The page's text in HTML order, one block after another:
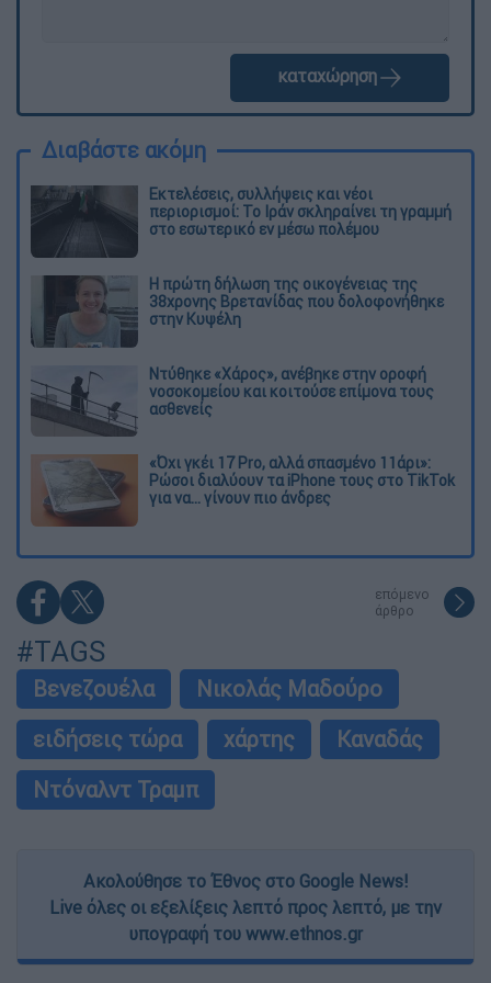
καταχώρηση
Διαβάστε ακόμη
Εκτελέσεις, συλλήψεις και νέοι
περιορισμοί: Το Ιράν σκληραίνει τη γραμμή
στο εσωτερικό εν μέσω πολέμου
Η πρώτη δήλωση της οικογένειας της
38χρονης Βρετανίδας που δολοφονήθηκε
στην Κυψέλη
Ντύθηκε «Χάρος», ανέβηκε στην οροφή
νοσοκομείου και κοιτούσε επίμονα τους
ασθενείς
«Όχι γκέι 17 Pro, αλλά σπασμένο 11άρι»:
Ρώσοι διαλύουν τα iPhone τους στο TikTok
για να... γίνουν πιο άνδρες
επόμενο
άρθρο
#TAGS
Βενεζουέλα
Νικολάς Μαδούρο
ειδήσεις τώρα
χάρτης
Καναδάς
Ντόναλντ Τραμπ
Ακολούθησε το Έθνος στο Google News!
Live όλες οι εξελίξεις λεπτό προς λεπτό, με την
υπογραφή του www.ethnos.gr